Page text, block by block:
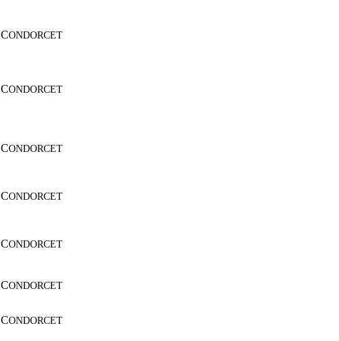
CONDORCET
CONDORCET
CONDORCET
CONDORCET
CONDORCET
CONDORCET
CONDORCET